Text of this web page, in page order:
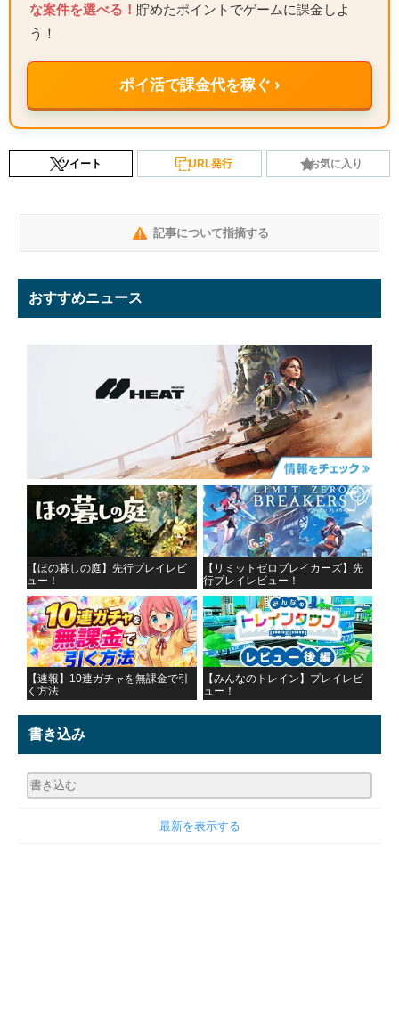
な案件を選べる！ 貯めたポイントでゲームに課金しよ
う！
ポイ活で課金代を稼ぐ ›
ツイート URL発行 お気に入り
記事について指摘する
おすすめニュース
【ほの暮しの庭】先行プレイレビ
ュー！
【リミットゼロブレイカーズ】先
行プレイレビュー！
【速報】10連ガチャを無課金で引
く方法
【みんなのトレイン】プレイレビ
ュー！
書き込み
最新を表示する